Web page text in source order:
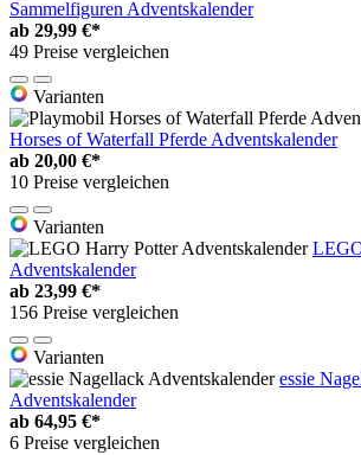
Sammelfiguren Adventskalender
ab 29,99 €*
49 Preise vergleichen
Varianten
Horses of Waterfall Pferde Adventskalender
ab 20,00 €*
10 Preise vergleichen
Varianten
Adventskalender
ab 23,99 €*
156 Preise vergleichen
Varianten
essie
Adventskalender
ab 64,95 €*
6 Preise vergleichen